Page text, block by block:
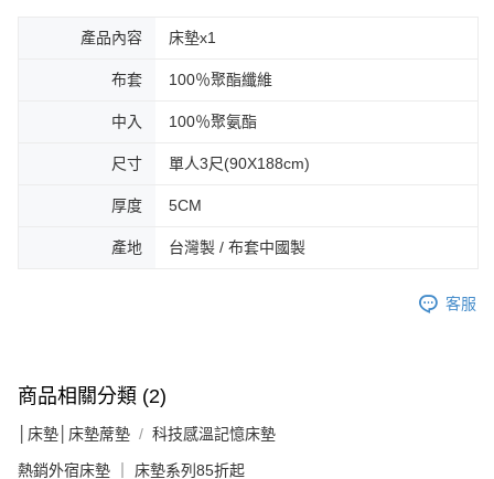
產品內容 床墊x1
布套 100％聚酯纖維
中入 100％聚氨酯
尺寸 單人3尺(90X188cm)
厚度 5CM
產地 台灣製 / 布套中國製
客服
商品相關分類 (2)
│床墊│床墊蓆墊 科技感溫記憶床墊
熱銷外宿床墊 ｜ 床墊系列85折起